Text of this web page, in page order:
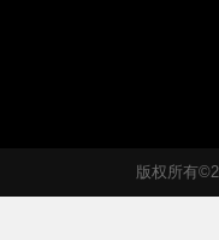
版权所有